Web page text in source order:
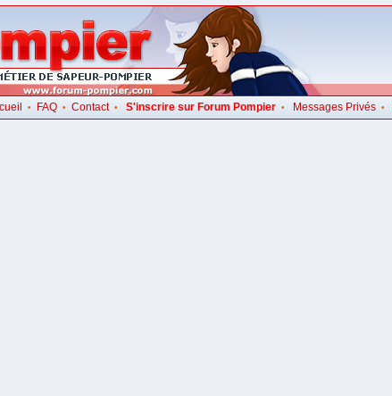
• FAQ• Contact• S'inscrire sur Forum Pompier• Messages Privés•